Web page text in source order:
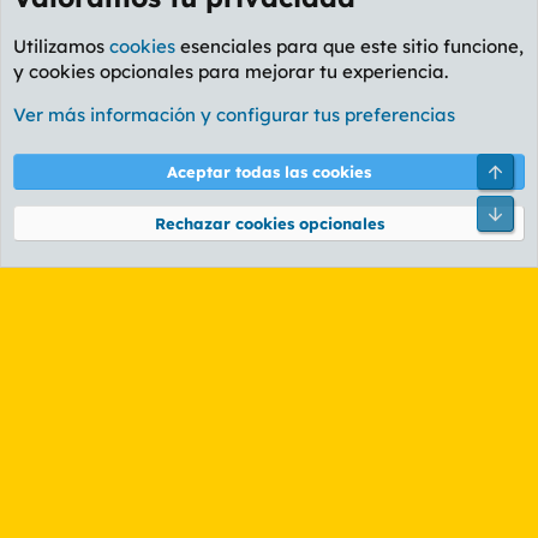
Foro General
Cookies
PL OLDSTYLE AMARILLO
Términos y reglas Política de privacidad Ayuda
Community platform by XenForo® © 2010-2026 XenForo Ltd.
Utilizamos cookies esenciales para que este sitio funcione,
y cookies opcionales para mejorar tu experiencia.
Ver más información y configurar tus preferencias
Aceptar todas las cookies
Rechazar cookies opcionales
Pie